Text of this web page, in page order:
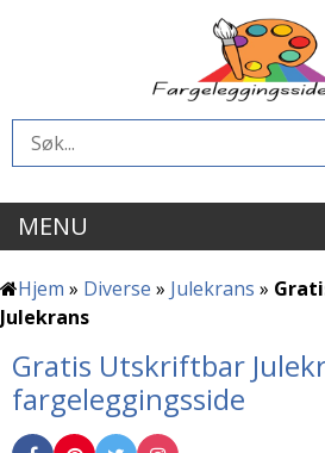
MENU
Hjem » Diverse » Julekrans »
Julekrans
Gratis Utskriftbar
fargeleggingsside